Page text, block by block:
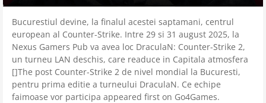
Bucurestiul devine, la finalul acestei saptamani, centrul
european al Counter-Strike. Intre 29 si 31 august 2025, la
Nexus Gamers Pub va avea loc DraculaN: Counter-Strike 2,
un turneu LAN deschis, care readuce in Capitala atmosfera
[]The post Counter-Strike 2 de nivel mondial la Bucuresti,
pentru prima editie a turneului DraculaN. Ce echipe
faimoase vor participa appeared first on Go4Games.